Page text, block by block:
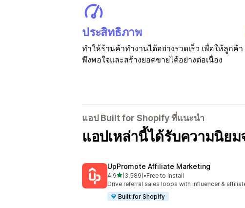
ประสิทธิภาพ
ทำให้ร้านค้าทำงานได้อย่างรวดเร็ว เพื่อให้ลูกค้า
พึงพอใจและสร้างยอดขายได้อย่างต่อเนื่อง
แอป Built for Shopify ที่แนะนำ
แอปเหล่านี้ได้รับความนิย
UpPromote Affiliate Marketing
4.9เต็ม 5 ดาว
(3,589)
ทั้งหมด 3589 รีวิว
•Free to install
Drive referral sales loops with influencer &
Built for Shopify